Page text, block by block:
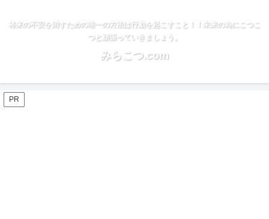
将来の不安を消すための唯一の方法は行動を起こすこと！！未来の為にこつこ
つと頑張っていきましょう。
みらこつ.com
PR